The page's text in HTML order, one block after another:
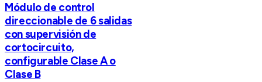
Módulo de control
direccionable de 6 salidas
con supervisión de
cortocircuito,
configurable Clase A o
Clase B